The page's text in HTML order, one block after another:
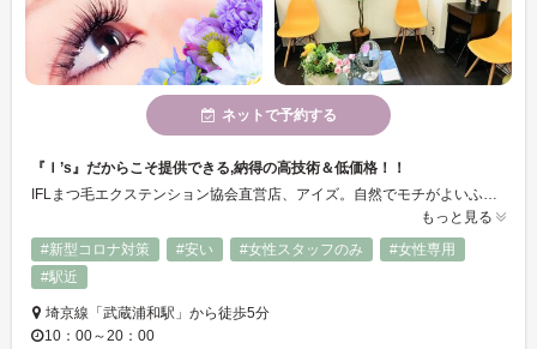
ネットで予約する
『Ｉ’s』だからこそ提供できる,納得の高技術＆低価格！！
IFLまつ毛エクステンション協会直営店、アイズ。自然でモチがよいふさふさのまつ毛エクステで、忙しい朝の目元メイクがラク！しかもキレイに！幅広い年齢層の方から定評の技術派サロン。まつ毛デザイナーが貴女の毛質に合う施術を行います。丁寧カウンセリングで初めての方も安心♪少ない本数でもふさふさに見えます♪
もっと見る
#新型コロナ対策
#安い #女性スタッフのみ
#女性専用
#駅近
埼京線「武蔵浦和駅」から徒歩5分
10：00～20：00